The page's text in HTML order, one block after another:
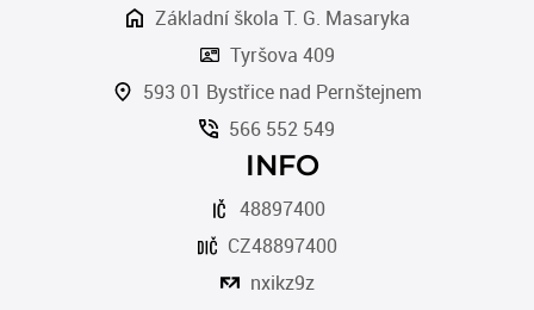
Základní škola T. G. Masaryka
Tyršova 409
593 01 Bystřice nad Pernštejnem
566 552 549
INFO
48897400
CZ48897400
nxikz9z